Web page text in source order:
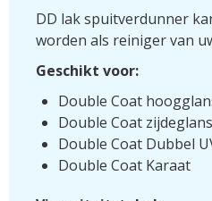
DD lak spuitverdunner
worden als reiniger van
Geschikt voor:
Double Coat
Double Coat zijdeglans
Double Coat Dubbel
Double Coat Karaat